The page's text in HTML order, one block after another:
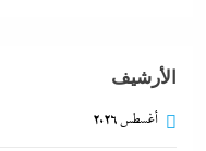
الأرشيف
أغسطس 2026